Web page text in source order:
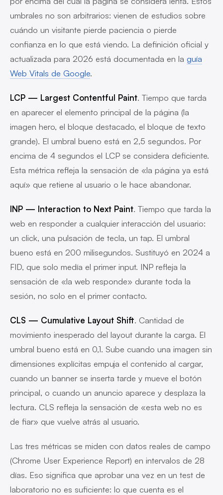
umbrales no son arbitrarios: vienen de estudios sobre
cuándo un visitante pierde paciencia o pierde
confianza en lo que está viendo. La definición oficial y
actualizada para 2026 está documentada en la guía
Web Vitals de Google.
LCP — Largest Contentful Paint. Tiempo que tarda
en aparecer el elemento principal de la página (la
imagen hero, el bloque destacado, el bloque de texto
grande). El umbral bueno está en 2,5 segundos. Por
encima de 4 segundos el LCP se considera deficiente.
Esta métrica refleja la sensación de «la página ya está
aquí» que retiene al usuario o le hace abandonar.
INP — Interaction to Next Paint. Tiempo que tarda la
web en responder a cualquier interacción del usuario:
un click, una pulsación de tecla, un tap. El umbral
bueno está en 200 milisegundos. Sustituyó en 2024 a
FID, que solo medía el primer input. INP refleja la
sensación de «la web responde» durante toda la
sesión, no solo en el primer contacto.
CLS — Cumulative Layout Shift. Cantidad de
movimiento inesperado del layout durante la carga. El
umbral bueno está en 0,1. Sube cuando una imagen sin
dimensiones explícitas empuja el contenido al cargar,
cuando un banner se inserta tarde y mueve el botón
principal, o cuando un anuncio aparece y desplaza la
lectura. CLS refleja la sensación de «esta web no es
de fiar» que vuelve atrás al usuario.
Las tres métricas se miden con datos reales de campo
(Chrome User Experience Report) en intervalos de 28
días. Eso significa que aprobar una vez en un test de
laboratorio no es suficiente: lo que cuenta es el